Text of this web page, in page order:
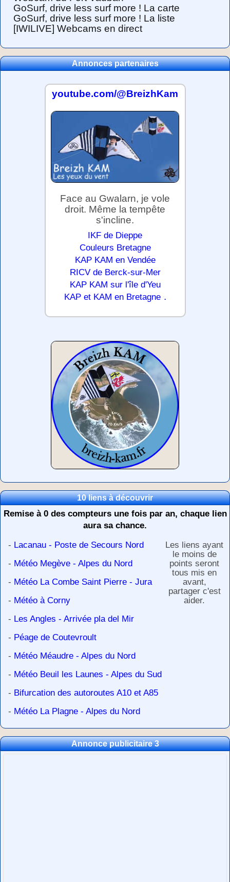
GoSurf, drive less surf more ! La carte
GoSurf, drive less surf more ! La liste
[IWILIVE] Webcams en direct
Annonces partenaires
youtube.com/@BreizhKam
Face au Gwalarn, je vole
droit. Même la tempête
s'incline.
IKF de Dieppe
Couleurs Bretagne
KAP KAM en Vendée
RICV de Berck-sur-Mer
KAP KAM sur l'île d'Yeu
KAP et KAM en Bretagne .
10 liens à découvrir
Remise à 0 des compteurs une fois par an, chaque lien
aura sa chance.
- Lacanau - Poste de Secours Nord
- Météo Megève - Alpes du Nord
- Météo La Combe Saint Pierre - Jura
- Météo à Corny
- Les Angles - Arrivée pla del Mir
- Péage de Coutevroult
- Météo Méaudre - Alpes du Nord
- Météo Beuil les Launes - Alpes du Sud
- Bifurcation des autoroutes A10 et A85
- Météo La Plagne - Alpes du Nord
Les liens ayant
le moins de
points seront
tous mis en
avant,
partager c'est
aider.
Annonce publicitaire 3